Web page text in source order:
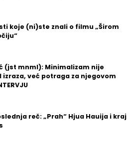
koje (ni)ste znali o filmu „Širom
(jst mnml): Minimalizam nije
izraza, već potraga za njegovom
reč: „Prah“ Hjua Hauija i kraj